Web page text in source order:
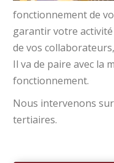
fonctionnement de
garantir votre
de vos
Il va de paire avec la
fonctionnement.
Nous intervenons
tertiaires.